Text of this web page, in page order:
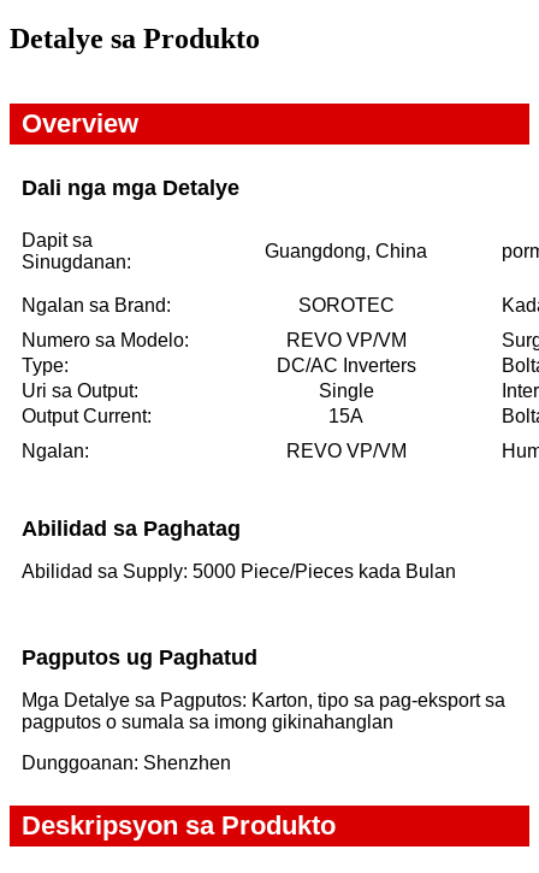
Detalye sa Produkto
Overview
Dali nga mga Detalye
Dapit sa
Sinugdanan:
Guangdong, China
Ngalan sa Brand: SOROTEC
Numero sa Modelo:
REVO VP/VM
Type:
DC/AC Inverters
Uri sa Output:
Single
Output Current:
15A
Ngalan:
REVO VP/VM
Abilidad sa Paghatag
Abilidad sa Supply: 5000 Piece/Pieces kada Bulan
Pagputos ug Paghatud
Mga Detalye sa Pagputos: Karton, tipo sa pag-eksport sa
pagputos o sumala sa imong gikinahanglan
Dunggoanan: Shenzhen
Deskripsyon sa Produkto